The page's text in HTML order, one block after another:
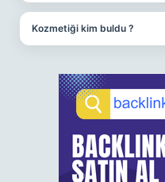
Kozmetiği kim buldu ?